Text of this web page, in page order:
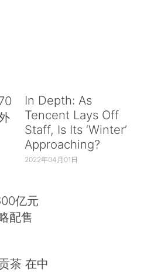
In Depth: As
Tencent Lays Off
Staff, Is Its ‘Winter’
Approaching?
2022年04月01日
亿元
配售
茶 在中